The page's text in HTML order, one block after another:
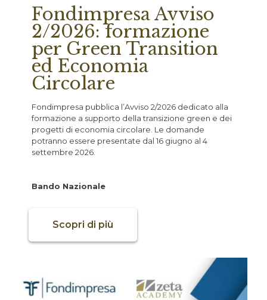
Fondimpresa Avviso
2/2026: formazione
per Green Transition
ed Economia
Circolare
Fondimpresa pubblica l’Avviso 2/2026 dedicato alla
formazione a supporto della transizione green e dei
progetti di economia circolare. Le domande
potranno essere presentate dal 16 giugno al 4
settembre 2026.
Bando Nazionale
Scopri di più